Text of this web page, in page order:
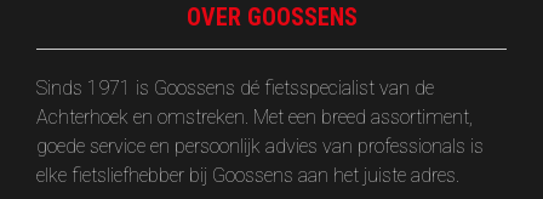
OVER GOOSSENS
Sinds 1971 is Goossens dé fietsspecialist van de
Achterhoek en omstreken. Met een breed assortiment,
goede service en persoonlijk advies van professionals is
elke fietsliefhebber bij Goossens aan het juiste adres.